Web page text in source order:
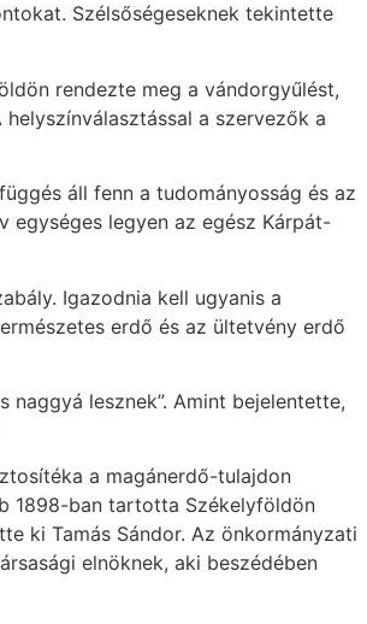
Szélsőségeseknek tekintette
rendezte meg a vándorgyűlést,
a szervezők a
áll fenn a tudományosság és az
egységes legyen az egész Kárpát-
Igazodnia kell ugyanis a
erdő és az ültetvény erdő
lesznek”. Amint bejelentette,
a magánerdő-tulajdon
1898-ban tartotta Székelyföldön
ki Tamás Sándor. Az önkormányzati
elnöknek, aki beszédében